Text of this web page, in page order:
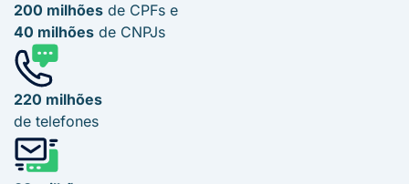
200 milhões de CPFs e
40 milhões de CNPJs
220 milhões
de telefones